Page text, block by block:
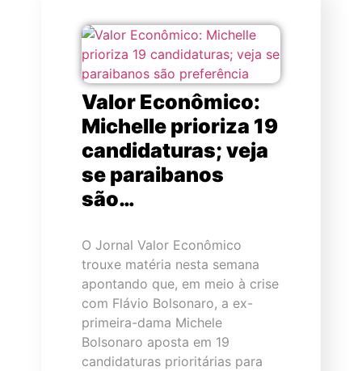
Valor Econômico:
Michelle prioriza 19
candidaturas; veja
se paraibanos
são…
O Jornal Valor Econômico
trouxe matéria nesta semana
apontando que, em meio à crise
com Flávio Bolsonaro, a ex-
primeira-dama Michele
Bolsonaro aposta em 19
candidaturas prioritárias para